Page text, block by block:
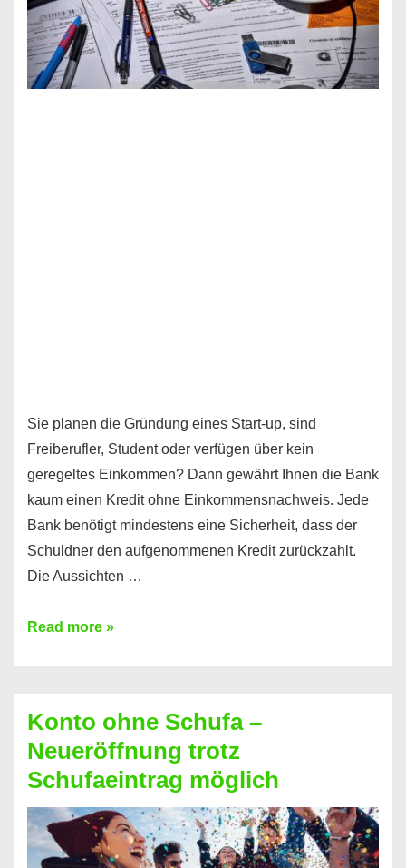
Sie planen die Gründung eines Start-up, sind
Freiberufler, Student oder verfügen über kein
geregeltes Einkommen? Dann gewährt Ihnen die Bank
kaum einen Kredit ohne Einkommensnachweis. Jede
Bank benötigt mindestens eine Sicherheit, dass der
Schuldner den aufgenommenen Kredit zurückzahlt.
Die Aussichten …
Mit
Sie
einen
Kredit
ohne
Einkommensnachweis
Read more »
Konto ohne Schufa –
Neueröffnung trotz
Schufaeintrag möglich